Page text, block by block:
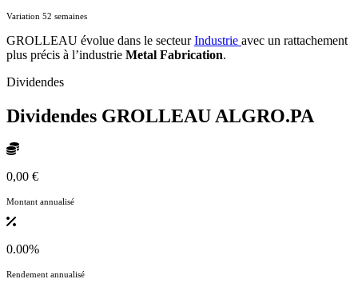
Variation 52 semaines
GROLLEAU évolue dans le secteurIndustrie avec un rattachement
plus précis à l’industrie Metal Fabrication.
Dividendes
Dividendes GROLLEAU ALGRO.PA
0,00 €
Montant annualisé
0.00%
Rendement annualisé